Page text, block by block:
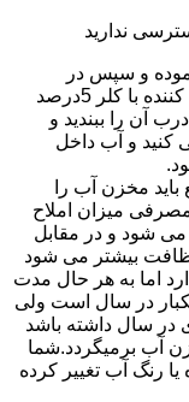
ندارید
و سپس در
100لیتر آب یک قاشق چای خوری مایع سفید کننده با کلر 5درصد
و در مدت 12 ساعت درب آن را ببندید و
کنید و آب داخل
مخزن آب را
میزان املاح
شود و در مقابل
بیشتر می شود
اما به هر حال مدت
در سال است ولی
سال داشته باشد
آب برمیگردد.شما
رنگ آب تغییر کرده